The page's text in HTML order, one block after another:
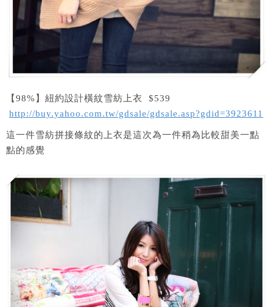
【98%】紐約設計橫紋雪紡上衣 $539
http://buy.yahoo.com.tw/gdsale/gdsale.asp?gdid=3923611
這一件雪紡拼接條紋的上衣是這次為一件稍為比較甜美一點
點的感覺